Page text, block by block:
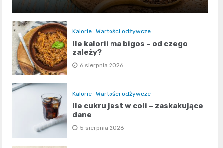
Kalorie Wartości odżywcze
Ile kalorii ma bigos – od czego
zależy?
6 sierpnia 2026
Kalorie Wartości odżywcze
Ile cukru jest w coli – zaskakujące
dane
5 sierpnia 2026